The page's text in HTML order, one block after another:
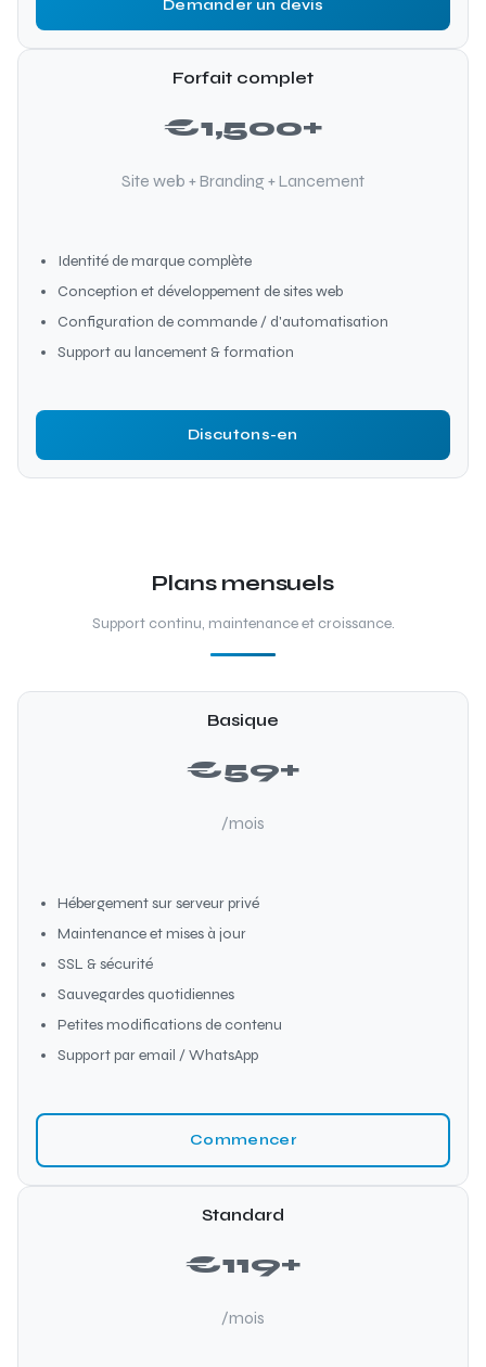
Demander un devis
Forfait complet
€1,500+
Site web + Branding + Lancement
Identité de marque complète
Conception et développement de sites web
Configuration de commande / d'automatisation
Support au lancement & formation
Discutons-en
Plans mensuels
Support continu, maintenance et croissance.
Basique
€59+
/mois
Hébergement sur serveur privé
Maintenance et mises à jour
SSL & sécurité
Sauvegardes quotidiennes
Petites modifications de contenu
Support par email / WhatsApp
Commencer
Standard
€119+
/mois